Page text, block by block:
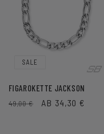
SALE
FIGAROKETTE JACKSON
NORMALER
49,00 € VERKAUFSPREIS
AB 34,30 €